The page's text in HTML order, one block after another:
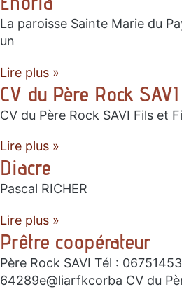
La paroisse Sainte Marie du
un
Lire plus »
CV du Père Rock SAVI
CV du Père Rock SAVI Fils et
Lire plus »
Diacre
Pascal RICHER
Lire plus »
Prêtre coopérateur
Père Rock SAVI Tél :
64289e@liarfkcorba CV du